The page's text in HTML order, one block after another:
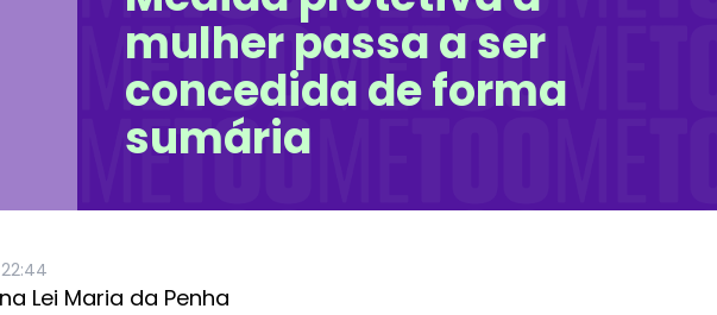
mulher passa a ser
concedida de forma
sumária
Lei Maria da Penha